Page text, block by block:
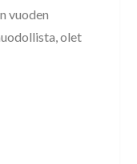
vuoden
olet